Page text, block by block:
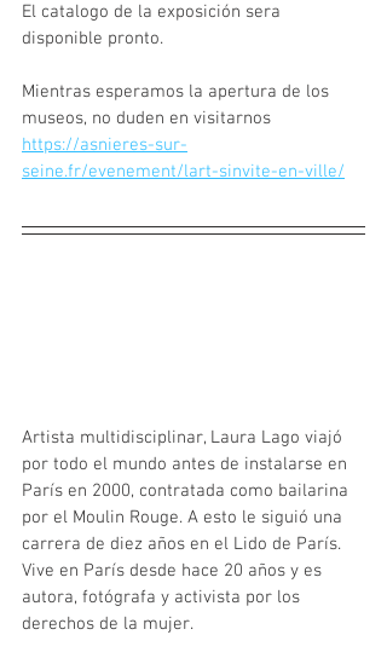
El catalogo de la exposición sera
disponible pronto.
Mientras esperamos la apertura de los
museos, no duden en visitarnos
https://asnieres-sur-
seine.fr/evenement/lart-sinvite-en-ville/
Artista multidisciplinar, Laura Lago viajó
por todo el mundo antes de instalarse en
París en 2000, contratada como bailarina
por el Moulin Rouge. A esto le siguió una
carrera de diez años en el Lido de París.
Vive en París desde hace 20 años y es
autora, fotógrafa y activista por los
derechos de la mujer.